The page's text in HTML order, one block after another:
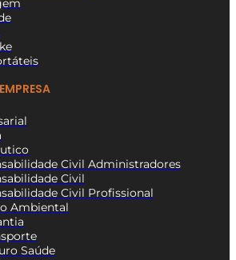
Civil Administradores
Civil
Civil Profissional
Ambiental
Saúde